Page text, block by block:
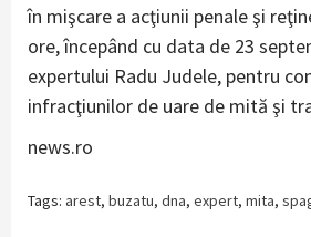
în mişcare a acţiunii penale şi
ore, începând cu data de 23
expertului Radu Judele, pentru
infracţiunilor de uare de mită şi
news.ro
Tags: arest, buzatu, dna, expert, mita,